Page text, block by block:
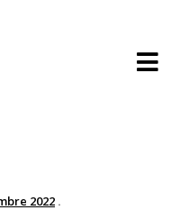
2022 .